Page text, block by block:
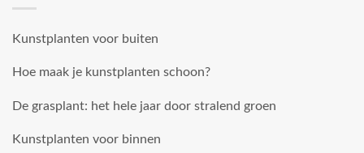
Kunstplanten voor buiten
Hoe maak je kunstplanten schoon?
De grasplant: het hele jaar door stralend groen
Kunstplanten voor binnen